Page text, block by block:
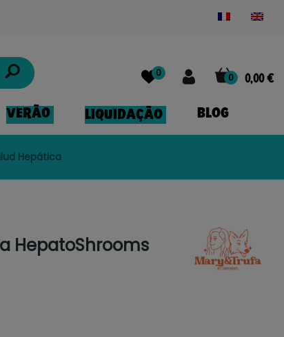
0 0,00 €
0
VERÃO LIQUIDAÇÃO BLOG
Hepática
HepatoShrooms